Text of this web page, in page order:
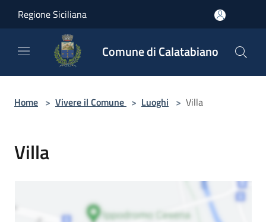
Regione Siciliana
Comune di Calatabiano
Home > Vivere il Comune > Luoghi > Villa
Villa